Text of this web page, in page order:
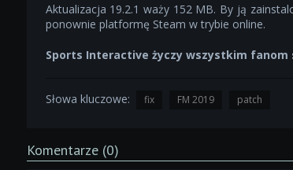
Aktualizacja 19.2.1 waży 152 MB. By ją
ponownie platformę Steam w trybie online.
Sports Interactive życzy wszystkim fanom
Słowa kluczowe: fix FM 2019 patch
Komentarze (0)